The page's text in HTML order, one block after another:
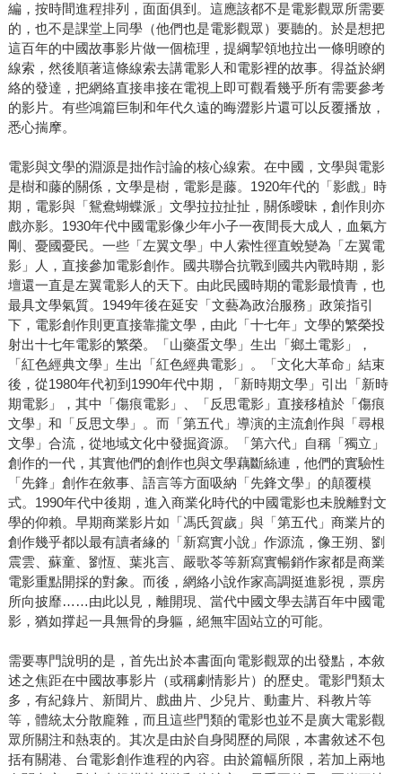
編，按時間進程排列，面面俱到。這應該都不是電影觀眾所需要
的，也不是課堂上同學（他們也是電影觀眾）要聽的。於是想把
這百年的中國故事影片做一個梳理，提綱挈領地拉出一條明瞭的
線索，然後順著這條線索去講電影人和電影裡的故事。得益於網
絡的發達，把網絡直接串接在電視上即可觀看幾乎所有需要參考
的影片。有些鴻篇巨制和年代久遠的晦澀影片還可以反覆播放，
悉心揣摩。
電影與文學的淵源是拙作討論的核心線索。在中國，文學與電影
是樹和藤的關係，文學是樹，電影是藤。1920年代的「影戲」時
期，電影與「鴛鴦蝴蝶派」文學拉拉扯扯，關係曖昧，創作則亦
戲亦影。1930年代中國電影像少年小子一夜間長大成人，血氣方
剛、憂國憂民。一些「左翼文學」中人索性徑直蛻變為「左翼電
影」人，直接參加電影創作。國共聯合抗戰到國共內戰時期，影
壇還一直是左翼電影人的天下。由此民國時期的電影最憤青，也
最具文學氣質。1949年後在延安「文藝為政治服務」政策指引
下，電影創作則更直接靠攏文學，由此「十七年」文學的繁榮投
射出十七年電影的繁榮。「山藥蛋文學」生出「鄉土電影」，
「紅色經典文學」生出「紅色經典電影」。「文化大革命」結束
後，從1980年代初到1990年代中期，「新時期文學」引出「新時
期電影」，其中「傷痕電影」、「反思電影」直接移植於「傷痕
文學」和「反思文學」。而「第五代」導演的主流創作與「尋根
文學」合流，從地域文化中發掘資源。「第六代」自稱「獨立」
創作的一代，其實他們的創作也與文學藕斷絲連，他們的實驗性
「先鋒」創作在敘事、語言等方面吸納「先鋒文學」的顛覆模
式。1990年代中後期，進入商業化時代的中國電影也未脫離對文
學的仰賴。早期商業影片如「馮氏賀歲」與「第五代」商業片的
創作幾乎都以最有讀者緣的「新寫實小說」作源流，像王朔、劉
震雲、蘇童、劉恆、葉兆言、嚴歌苓等新寫實暢銷作家都是商業
電影重點開採的對象。而後，網絡小說作家高調挺進影視，票房
所向披靡……由此以見，離開現、當代中國文學去講百年中國電
影，猶如撑起一具無骨的身軀，絕無牢固站立的可能。
需要專門說明的是，首先出於本書面向電影觀眾的出發點，本敘
述之焦距在中國故事影片（或稱劇情影片）的歷史。電影門類太
多，有紀錄片、新聞片、戲曲片、少兒片、動畫片、科教片等
等，體統太分散龐雜，而且這些門類的電影也並不是廣大電影觀
眾所關注和熱衷的。其次是由於自身閱歷的局限，本書敘述不包
括有關港、台電影創作進程的內容。由於篇幅所限，若加上兩地